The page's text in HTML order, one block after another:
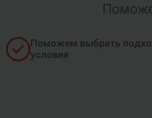
Поможем выбрать
условия